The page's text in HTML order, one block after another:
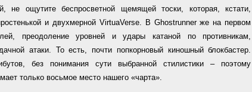
не ощутите беспросветной щемящей тоски, которая, кстати,
и двухмерной VirtuaVerse. В Ghostrunner же на первом
преодоление уровней и удары катаной по противникам,
атаки. То есть, почти попкорновый киношный блокбастер.
без понимания сути выбранной стилистики – поэтому
только восьмое место нашего «чарта».